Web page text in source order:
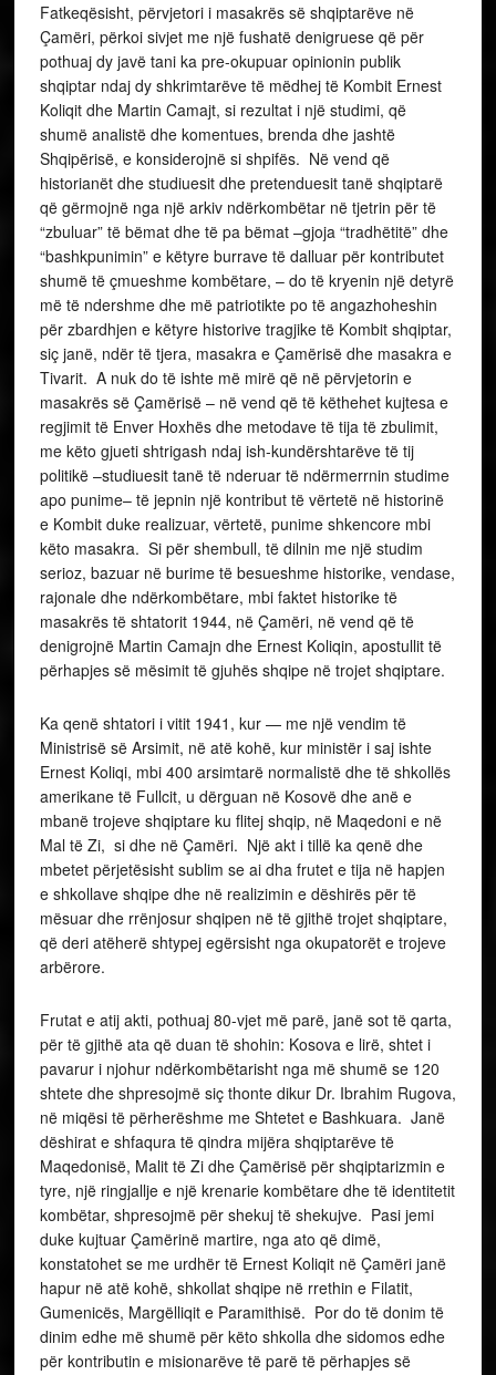
Fatkeqësisht, përvjetori i masakrës së shqiptarëve në
Çamëri, përkoi sivjet me një fushatë denigruese që për
pothuaj dy javë tani ka pre-okupuar opinionin publik
shqiptar ndaj dy shkrimtarëve të mëdhej të Kombit Ernest
Koliqit dhe Martin Camajt, si rezultat i një studimi, që
shumë analistë dhe komentues, brenda dhe jashtë
Shqipërisë, e konsiderojnë si shpifës. Në vend që
historianët dhe studiuesit dhe pretenduesit tanë shqiptarë
që gërmojnë nga një arkiv ndërkombëtar në tjetrin për të
“zbuluar” të bëmat dhe të pa bëmat –gjoja “tradhëtitë” dhe
“bashkpunimin” e këtyre burrave të dalluar për kontributet
shumë të çmueshme kombëtare, – do të kryenin një detyrë
më të ndershme dhe më patriotikte po të angazhoheshin
për zbardhjen e këtyre historive tragjike të Kombit shqiptar,
siç janë, ndër të tjera, masakra e Çamërisë dhe masakra e
Tivarit. A nuk do të ishte më mirë që në përvjetorin e
masakrës së Çamërisë – në vend që të këthehet kujtesa e
regjimit të Enver Hoxhës dhe metodave të tija të zbulimit,
me këto gjueti shtrigash ndaj ish-kundërshtarëve të tij
politikë –studiuesit tanë të nderuar të ndërmerrnin studime
apo punime– të jepnin një kontribut të vërtetë në historinë
e Kombit duke realizuar, vërtetë, punime shkencore mbi
këto masakra. Si për shembull, të dilnin me një studim
serioz, bazuar në burime të besueshme historike, vendase,
rajonale dhe ndërkombëtare, mbi faktet historike të
masakrës të shtatorit 1944, në Çamëri, në vend që të
denigrojnë Martin Camajn dhe Ernest Koliqin, apostullit të
përhapjes së mësimit të gjuhës shqipe në trojet shqiptare.
Ka qenë shtatori i vitit 1941, kur — me një vendim të
Ministrisë së Arsimit, në atë kohë, kur ministër i saj ishte
Ernest Koliqi, mbi 400 arsimtarë normalistë dhe të shkollës
amerikane të Fullcit, u dërguan në Kosovë dhe anë e
mbanë trojeve shqiptare ku flitej shqip, në Maqedoni e në
Mal të Zi, si dhe në Çamëri. Një akt i tillë ka qenë dhe
mbetet përjetësisht sublim se ai dha frutet e tija në hapjen
e shkollave shqipe dhe në realizimin e dëshirës për të
mësuar dhe rrënjosur shqipen në të gjithë trojet shqiptare,
që deri atëherë shtypej egërsisht nga okupatorët e trojeve
arbërore.
Frutat e atij akti, pothuaj 80-vjet më parë, janë sot të qarta,
për të gjithë ata që duan të shohin: Kosova e lirë, shtet i
pavarur i njohur ndërkombëtarisht nga më shumë se 120
shtete dhe shpresojmë siç thonte dikur Dr. Ibrahim Rugova,
në miqësi të përherëshme me Shtetet e Bashkuara. Janë
dëshirat e shfaqura të qindra mijëra shqiptarëve të
Maqedonisë, Malit të Zi dhe Çamërisë për shqiptarizmin e
tyre, një ringjallje e një krenarie kombëtare dhe të identitetit
kombëtar, shpresojmë për shekuj të shekujve. Pasi jemi
duke kujtuar Çamërinë martire, nga ato që dimë,
konstatohet se me urdhër të Ernest Koliqit në Çamëri janë
hapur në atë kohë, shkollat shqipe në rrethin e Filatit,
Gumenicës, Margëlliqit e Paramithisë. Por do të donim të
dinim edhe më shumë për këto shkolla dhe sidomos edhe
për kontributin e misionarëve të parë të përhapjes së